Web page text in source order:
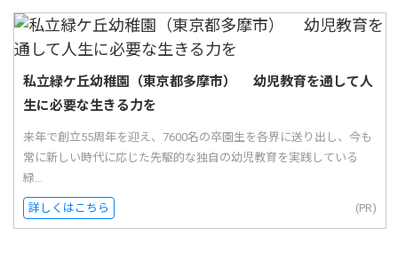
私立緑ケ丘幼稚園（東京都多摩市） 幼児教育を通して人
生に必要な生きる力を
来年で創立55周年を迎え、7600名の卒園生を各界に送り出し、今も
常に新しい時代に応じた先駆的な独自の幼児教育を実践している
緑...
詳しくはこちら (PR)